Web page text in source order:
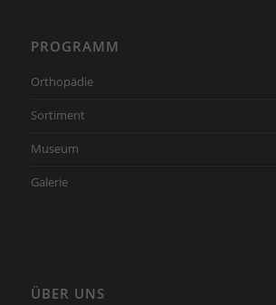
PROGRAMM
Orthopädie
Sortiment
Museum
Galerie
ÜBER UNS